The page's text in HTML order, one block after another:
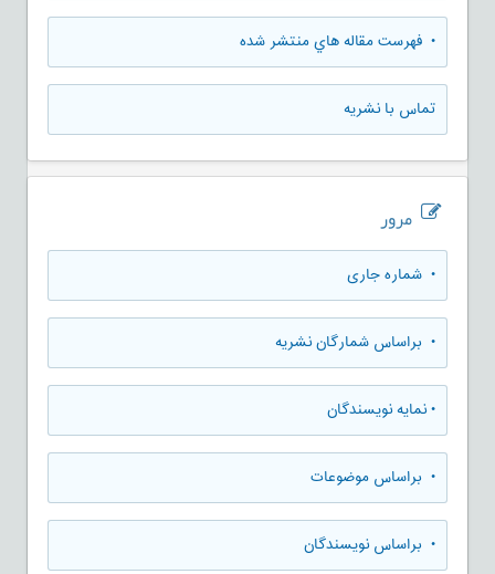
• فهرست مقاله هاي منتشر شده
تماس با نشریه
مرور
• شماره جاری
• براساس شمارگان نشریه
•نمایه نویسندگان
• براساس موضوعات
• براساس نویسندگان